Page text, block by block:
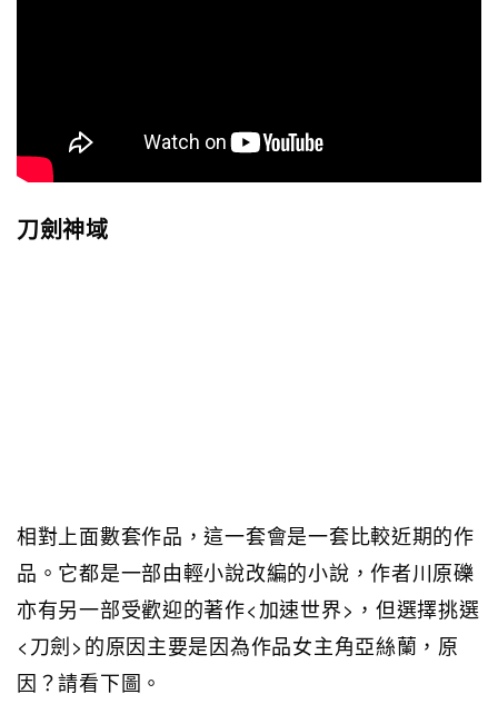
刀劍神域
相對上面數套作品，這一套會是一套比較近期的作
品。它都是一部由輕小說改編的小說，作者川原礫
亦有另一部受歡迎的著作<加速世界>，但選擇挑選
<刀劍>的原因主要是因為作品女主角亞絲蘭，原
因？請看下圖。